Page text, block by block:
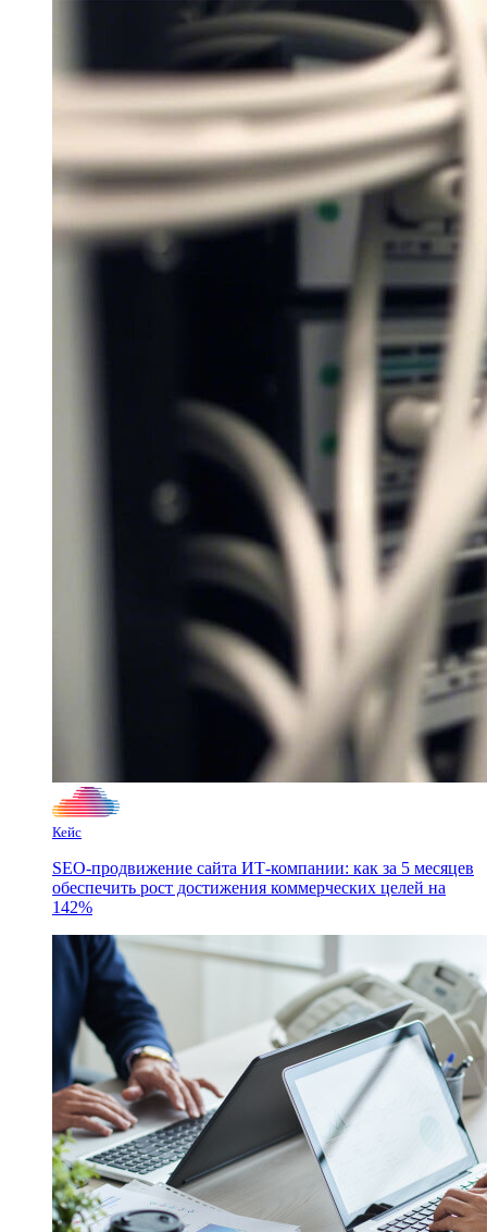
Кейс
SEO-продвижение сайта ИТ-компании: как за 5 месяцев
обеспечить рост достижения коммерческих целей на
142%